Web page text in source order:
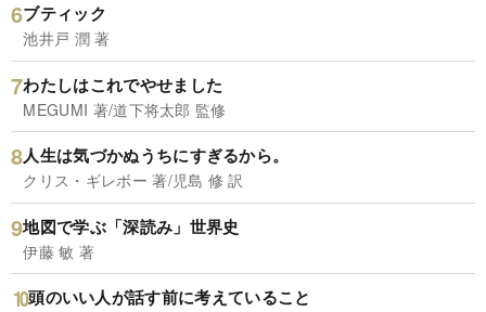
ブティック
池井戸 潤 著
わたしはこれでやせました
MEGUMI 著/道下将太郎 監修
人生は気づかぬうちにすぎるから。
クリス・ギレボー 著/児島 修 訳
地図で学ぶ「深読み」世界史
伊藤 敏 著
頭のいい人が話す前に考えていること